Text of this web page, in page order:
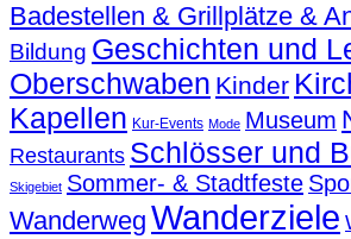
Badestellen & Grillplätze &
Bildung Geschichten und
Oberschwaben Kinder
Kapellen Kur-Events Mode Museum
Restaurants Schlösser und
Skigebiet Sommer- & Stadtfeste
Wanderweg Wanderziele